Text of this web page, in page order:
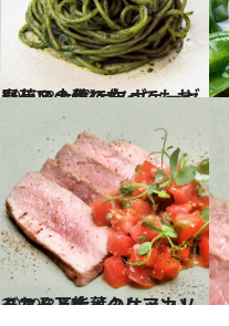
2020.3.14
春菊＆大葉で作ってもおいしい！ ジェノヴェーゼソースの作り方
グルメ
2020.3.15
これぞ万能イタリアン！ トマトと大葉のケッカソース
グルメ